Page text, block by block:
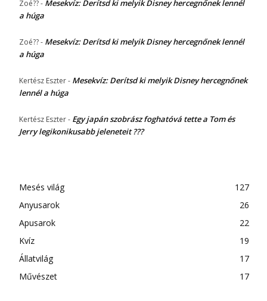
Zoé??- Mesekvíz: Derítsd ki melyik Disney hercegnőnek lennél
a húga
Zoé??- Mesekvíz: Derítsd ki melyik Disney hercegnőnek lennél
a húga
Kertész Eszter- Mesekvíz: Derítsd ki melyik Disney hercegnőnek
lennél a húga
Kertész Eszter- Egy japán szobrász foghatóvá tette a Tom és
Jerry legikonikusabb jeleneteit ???
Mesés világ
127
Anyusarok
26
Apusarok
22
Kvíz
19
Állatvilág
17
Művészet
17